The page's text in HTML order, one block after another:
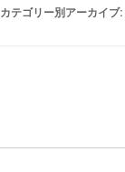
カテゴリー別アーカイブ: